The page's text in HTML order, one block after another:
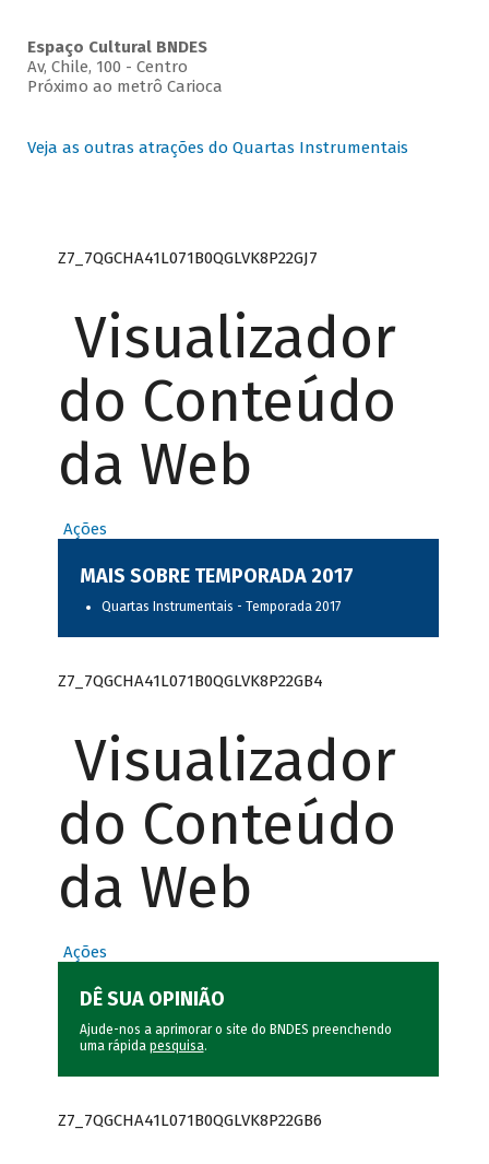
Espaço Cultural BNDES
Av, Chile, 100 - Centro
Próximo ao metrô Carioca
Veja as outras atrações do Quartas Instrumentais
Z7_7QGCHA41L071B0QGLVK8P22GJ7
Visualizador
do Conteúdo
da Web
Ações
MAIS SOBRE TEMPORADA 2017
Quartas Instrumentais - Temporada 2017
Z7_7QGCHA41L071B0QGLVK8P22GB4
Visualizador
do Conteúdo
da Web
Ações
DÊ SUA OPINIÃO
Ajude-nos a aprimorar o site do BNDES preenchendo
uma rápida pesquisa.
Z7_7QGCHA41L071B0QGLVK8P22GB6